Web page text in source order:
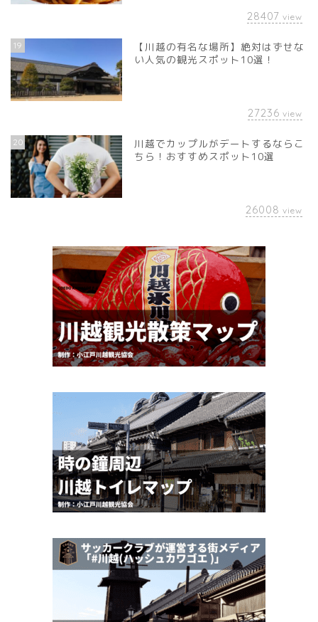
28407 view
19
【川越の有名な場所】絶対はずせな
い人気の観光スポット10選！
27236 view
20
川越でカップルがデートするならこ
ちら！おすすめスポット10選
26008 view